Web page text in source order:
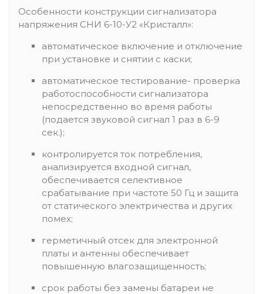
Особенности конструкции сигнализатора
напряжения СНИ 6-10-У2 «Кристалл»:
автоматическое включение и отключение
при установке и снятии с каски;
автоматическое тестирование- проверка
работоспособности сигнализатора
непосредственно во время работы
(подается звуковой сигнал 1 раз в 6-9
сек.);
контролируется ток потребления,
анализируется входной сигнал,
обеспечивается селективное
срабатывание при частоте 50 Гц и защита
от статического электричества и других
помех;
герметичный отсек для электронной
платы и антенны обеспечивает
повышенную влагозащищенность;
срок работы без замены батареи не